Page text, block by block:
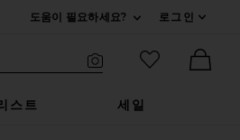
도움이 필요하세요?
로그인
검색하기
즐겨찾기 아
스트 세일